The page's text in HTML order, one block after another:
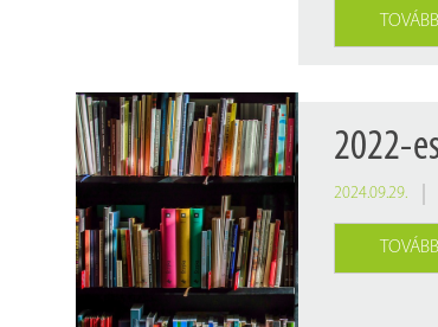
TOVÁBB
2022-
2024.09.29.
TOVÁBB